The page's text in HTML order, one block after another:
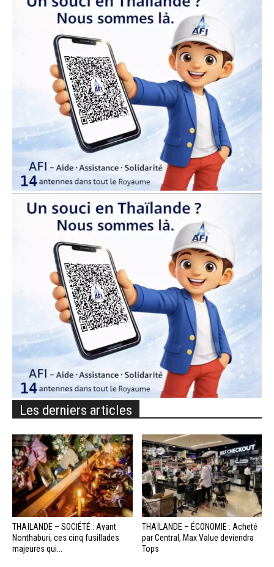
Les derniers articles
THAÏLANDE – SOCIÉTÉ : Avant
Nonthaburi, ces cinq fusillades
majeures qui...
THAÏLANDE – ÉCONOMIE : Acheté
par Central, Max Value deviendra
Tops